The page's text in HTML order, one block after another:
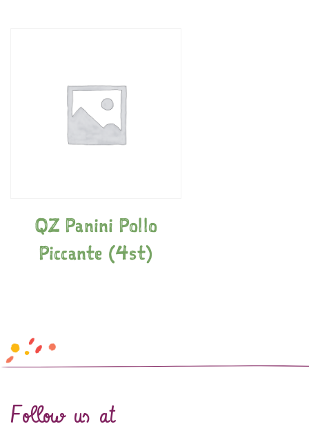
QZ Panini Pollo
Piccante (4st)
Follow us at